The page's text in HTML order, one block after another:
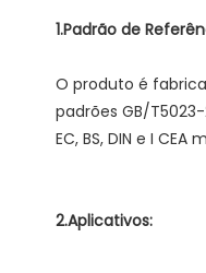
O produto é
padrões GB/